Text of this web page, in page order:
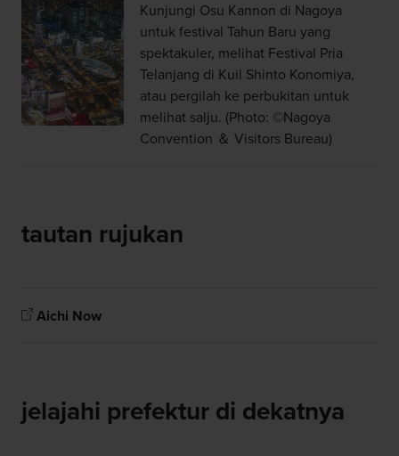
Kunjungi Osu Kannon di Nagoya
untuk festival Tahun Baru yang
spektakuler, melihat Festival Pria
Telanjang di Kuil Shinto Konomiya,
atau pergilah ke perbukitan untuk
melihat salju. (Photo: ©Nagoya
Convention ＆ Visitors Bureau)
tautan rujukan
Aichi Now
jelajahi prefektur di dekatnya